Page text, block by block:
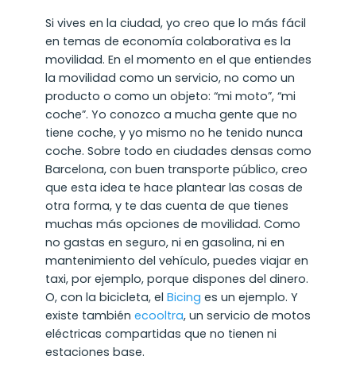
Si vives en la ciudad, yo creo que lo más fácil
en temas de economía colaborativa es la
movilidad. En el momento en el que entiendes
la movilidad como un servicio, no como un
producto o como un objeto: “mi moto”, “mi
coche”. Yo conozco a mucha gente que no
tiene coche, y yo mismo no he tenido nunca
coche. Sobre todo en ciudades densas como
Barcelona, con buen transporte público, creo
que esta idea te hace plantear las cosas de
otra forma, y te das cuenta de que tienes
muchas más opciones de movilidad. Como
no gastas en seguro, ni en gasolina, ni en
mantenimiento del vehículo, puedes viajar en
taxi, por ejemplo, porque dispones del dinero.
O, con la bicicleta, el Bicing es un ejemplo. Y
existe también ecooltra, un servicio de motos
eléctricas compartidas que no tienen ni
estaciones base.